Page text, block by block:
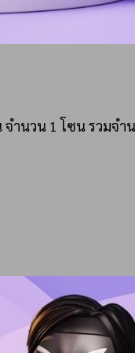
ำนวน 1 โซน รวมจำ